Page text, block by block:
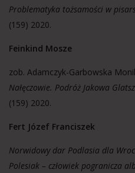
Problematyka tożsamości w
(159) 2020.
Feinkind Mosze
zob. Adamczyk-Garbowska
Nałęczowie. Podróż Jakowa
(159) 2020.
Fert Józef Franciszek
Norwidowy dar Podlasia dla
Polesiak – człowiek pogranicza